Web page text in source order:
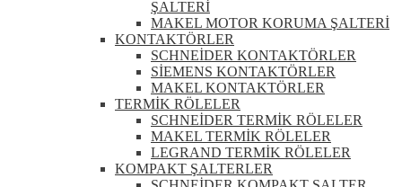
ŞALTERİ
MAKEL MOTOR KORUMA ŞALTERİ
KONTAKTÖRLER
SCHNEİDER KONTAKTÖRLER
SİEMENS KONTAKTÖRLER
MAKEL KONTAKTÖRLER
TERMİK RÖLELER
SCHNEİDER TERMİK RÖLELER
MAKEL TERMİK RÖLELER
LEGRAND TERMİK RÖLELER
KOMPAKT ŞALTERLER